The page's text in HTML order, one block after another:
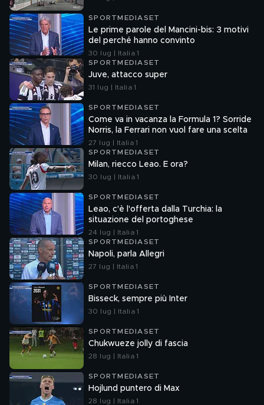
SPORTMEDIASET
Le prime parole del Mancini-bis: 3 motivi
del perché hanno convinto
30 lug | Italia 1
SPORTMEDIASET
Juve, attacco super
31 lug | Italia 1
SPORTMEDIASET
Come va in vacanza la Formula 1? Sorride
Norris, la Ferrari non vuol fare una scelta
27 lug | Italia 1
SPORTMEDIASET
Milan, riecco Leao. E ora?
30 lug | Italia 1
SPORTMEDIASET
Leao, c'è l'offerta dalla Turchia: la
situazione del portoghese
24 lug | Italia 1
SPORTMEDIASET
Napoli, parla Allegri
27 lug | Italia 1
SPORTMEDIASET
Bisseck, sempre più Inter
30 lug | Italia 1
SPORTMEDIASET
Chukwueze jolly di fascia
28 lug | Italia 1
SPORTMEDIASET
Hojlund puntero di Max
28 lug | Italia 1